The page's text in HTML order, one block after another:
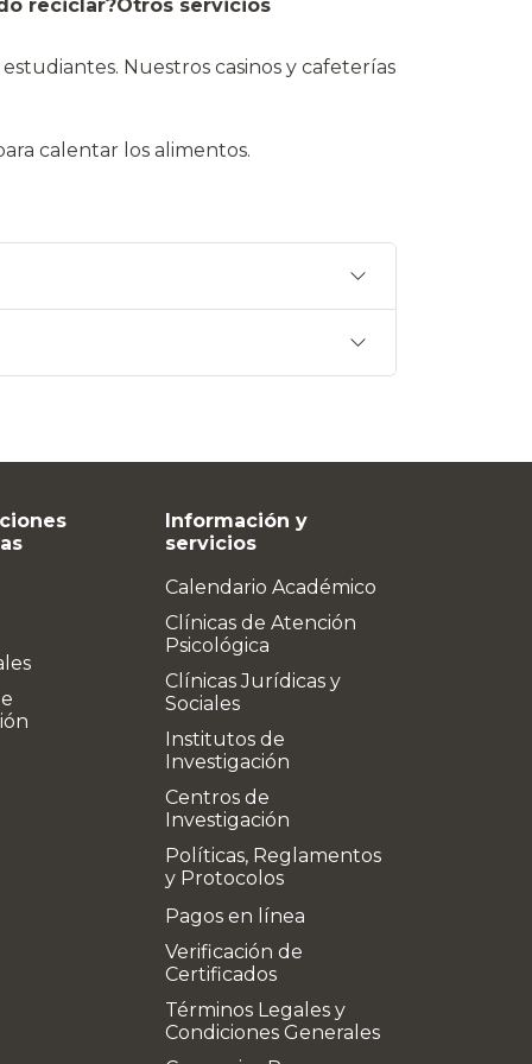
reciclar?Otros servicios
Nuestros casinos y cafeterías
calentar los alimentos.
Información y
servicios
Calendario Académico
Clínicas de Atención
Psicológica
Clínicas Jurídicas y
Sociales
Institutos de
Investigación
Centros de
Investigación
Políticas, Reglamentos
y Protocolos
Pagos en línea
Verificación de
Certificados
Términos Legales y
Condiciones Generales